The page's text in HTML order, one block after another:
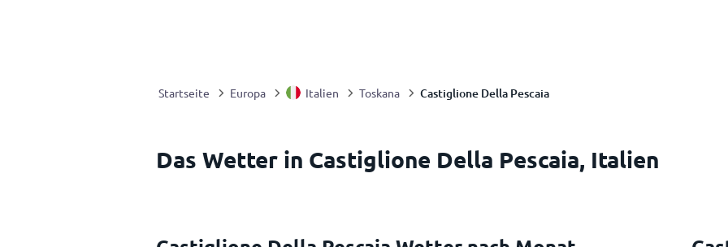
Startseite Europa Italien Toskana Castiglione Della Pescaia
Das Wetter in Castiglione Della Pescaia, Italien